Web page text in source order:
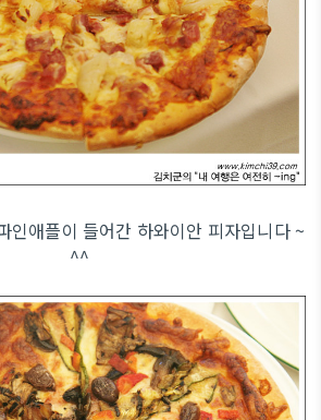
인애플이 들어간 하와이안 피자입니다 ~
^^